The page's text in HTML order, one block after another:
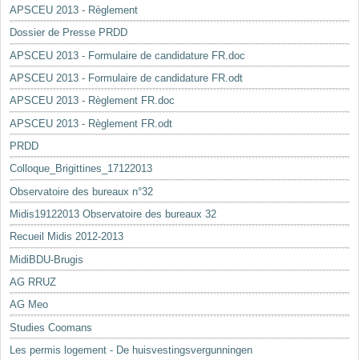
APSCEU 2013 - Règlement
Dossier de Presse PRDD
APSCEU 2013 - Formulaire de candidature FR.doc
APSCEU 2013 - Formulaire de candidature FR.odt
APSCEU 2013 - Règlement FR.doc
APSCEU 2013 - Règlement FR.odt
PRDD
Colloque_Brigittines_17122013
Observatoire des bureaux n°32
Midis19122013 Observatoire des bureaux 32
Recueil Midis 2012-2013
MidiBDU-Brugis
AG RRUZ
AG Meo
Studies Coomans
Les permis logement - De huisvestingsvergunningen